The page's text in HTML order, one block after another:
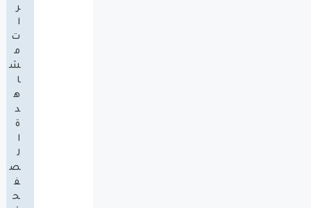
ر
ا
ت
م
ش
ا
ه
د
ة
ا
ل
ص
ف
ح